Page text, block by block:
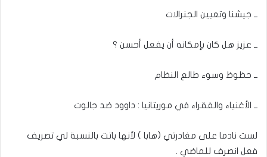
ــ جيشنا وتعيين الجنرالات
ــ عزيز هل كان بإمكانه أن يفعل أحسن ؟
ــ حظوظ وسوء طالع النظام
ــ الأغنياء والفقراء في موريتانيا : داوود ضد جالوت
لست نادما على مغادرتي (هابا ) لأنها باتت بالنسبة لي تصريف
فعل انصرف للماضي .